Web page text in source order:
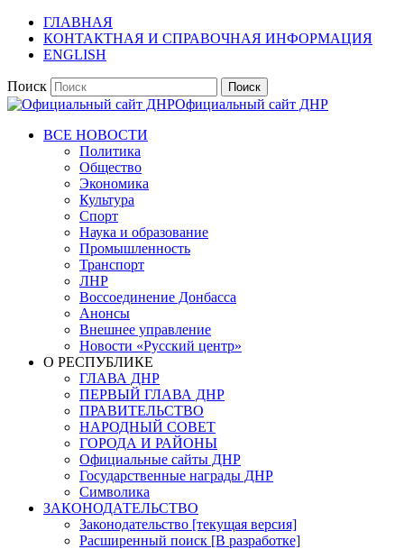
ГЛАВНАЯ
КОНТАКТНАЯ И СПРАВОЧНАЯ ИНФОРМАЦИЯ
ENGLISH
Поиск
Официальный сайт ДНР
ВСЕ НОВОСТИ
Политика
Общество
Экономика
Культура
Спорт
Наука и образование
Промышленность
Транспорт
ЛНР
Воссоединение Донбасса
Анонсы
Внешнее управление
Новости «Русский центр»
О РЕСПУБЛИКЕ
ГЛАВА ДНР
ПЕРВЫЙ ГЛАВА ДНР
ПРАВИТЕЛЬСТВО
НАРОДНЫЙ СОВЕТ
ГОРОДА И РАЙОНЫ
Официальные сайты ДНР
Государственные награды ДНР
Символика
ЗАКОНОДАТЕЛЬСТВО
Законодательство [текущая версия]
Расширенный поиск [В разработке]